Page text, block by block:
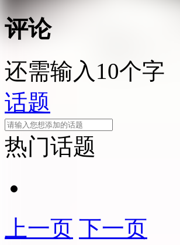
评论
还需输入10个字
话题
热门话题
上一页 下一页